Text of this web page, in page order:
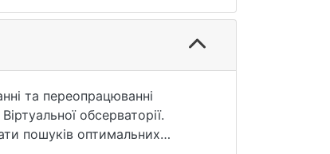
та переопрацюванні
обсерваторії.
пошуків оптимальних